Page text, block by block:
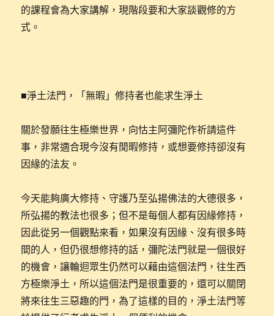
的課程會為大家講解，現階段要和大家談觀修的方
式。
■淨土法門，「無暇」修持者也能求生淨土
關於發願往生極樂世界，向怙主阿彌陀作祈請這件
事，非常適合現今沒有閒暇修持，或想要修持卻沒有
因緣的法友。
今天能夠廣大修持、守護乃至弘揚佛法的大德很多，
所弘揚的教法也很多；但不是每個人都有因緣修持，
因此從另一個觀點來看，如果沒有因緣、沒有很多時
間的人，但仍很想修持的話，彌陀法門就是一個很好
的機會，讓輪迴眾生仍然可以藉由這個法門，往生西
方極樂淨土，所以這個法門是很重要的，還可以關閉
將來往生三惡趣的門，為了這樣的目的，淨土法門等